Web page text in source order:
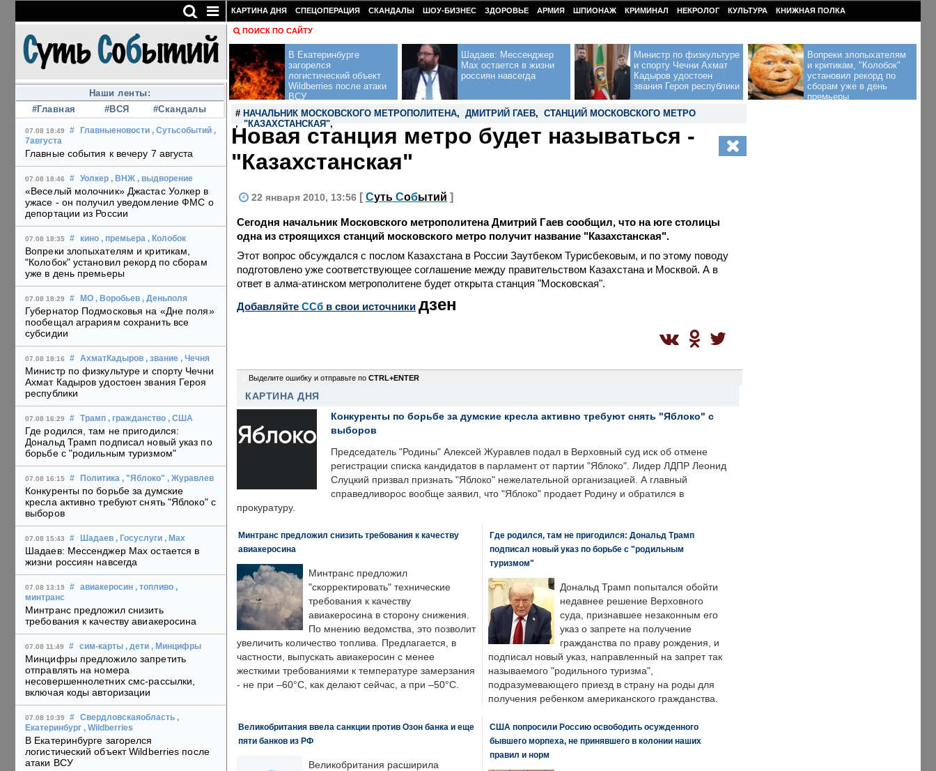
Наши ленты:
#Главная
#ВСЯ #Скандалы
07.08 18:49 # Главныеновости , Сутьсобытий ,
7августа
Главные события к вечеру 7 августа
07.08 18:46 # Уолкер , ВНЖ , выдворение
«Веселый молочник» Джастас Уолкер в
ужасе - он получил уведомление ФМС о
депортации из России
07.08 18:35 # кино , премьера , Колобок
Вопреки злопыхателям и критикам,
"Колобок" установил рекорд по сборам
уже в день премьеры
07.08 18:29 # МО , Воробьев , Деньполя
Губернатор Подмосковья на «Дне поля»
пообещал аграриям сохранить все
субсидии
07.08 18:16 # АхматКадыров , звание , Чечня
Министр по физкультуре и спорту Чечни
Ахмат Кадыров удостоен звания Героя
республики
07.08 16:29 # Трамп , гражданство , США
Где родился, там не пригодился:
Дональд Трамп подписал новый указ по
борьбе с "родильным туризмом"
07.08 16:15 # Политика , "Яблоко" , Журавлев
Конкуренты по борьбе за думские
кресла активно требуют снять "Яблоко" с
выборов
07.08 15:43 # Шадаев , Госуслуги , Max
Шадаев: Мессенджер Max остается в
жизни россиян навсегда
07.08 13:19 # авиакеросин , топливо ,
минтранс
Минтранс предложил снизить
требования к качеству авиакеросина
07.08 11:49 # сим-карты , дети , Минцифры
Минцифры предложило запретить
отправлять на номера
несовершеннолетних смс-рассылки,
включая коды авторизации
07.08 10:39 # Свердловскаяобласть ,
Екатеринбург , Wildberries
В Екатеринбурге загорелся
логистический объект Wildberries после
атаки ВСУ
КАРТИНА ДНЯ СПЕЦОПЕРАЦИЯ СКАНДАЛЫ ШОУ-БИЗНЕС ЗДОРОВЬЕ АРМИЯ ШПИОНАЖ КРИМИНАЛ НЕКРОЛОГ КУЛЬТУРА КНИЖНАЯ ПОЛКА
ПОИСК ПО САЙТУ
В Екатеринбурге
загорелся
логистический объект
Wildberries после атаки
ВСУ
Шадаев: Мессенджер
Max остается в жизни
россиян навсегда
Министр по физкультуре
и спорту Чечни Ахмат
Кадыров удостоен
звания Героя республики
Вопреки злопыхателям
и критикам, "Колобок"
установил рекорд по
сборам уже в день
премьеры
# НАЧАЛЬНИК МОСКОВСКОГО МЕТРОПОЛИТЕНА, ДМИТРИЙ ГАЕВ, СТАНЦИЙ МОСКОВСКОГО МЕТРО
, "КАЗАХСТАНСКАЯ",
Новая станция метро будет называться -
"Казахстанская"
22 января 2010, 13:56 [ Суть Событий ]
Сегодня начальник Московского метрополитена Дмитрий Гаев сообщил, что на юге столицы
одна из строящихся станций московского метро получит название "Казахстанская".
Этот вопрос обсуждался с послом Казахстана в России Заутбеком Турисбековым, и по этому поводу
подготовлено уже соответствующее соглашение между правительством Казахстана и Москвой. А в
ответ в алма-атинском метрополитене будет открыта станция "Московская".
Добавляйте CСб в свои источники дзен
Выделите ошибку и отправьте по CTRL+ENTER
КАРТИНА ДНЯ
Конкуренты по борьбе за думские кресла активно требуют снять "Яблоко" с
выборов
Председатель "Родины" Алексей Журавлев подал в Верховный суд иск об отмене
регистрации списка кандидатов в парламент от партии "Яблоко". Лидер ЛДПР Леонид
Слуцкий призвал признать "Яблоко" нежелательной организацией. А главный
справедливорос вообще заявил, что "Яблоко" продает Родину и обратился в
прокуратуру.
Минтранс предложил снизить требования к качеству
авиакеросина
Минтранс предложил
"скорректировать" технические
требования к качеству
авиакеросина в сторону снижения.
По мнению ведомства, это позволит
увеличить количество топлива. Предлагается, в
частности, выпускать авиакеросин с менее
жесткими требованиями к температуре замерзания
- не при –60°C, как делают сейчас, а при –50°C.
Где родился, там не пригодился: Дональд Трамп
подписал новый указ по борьбе с "родильным
туризмом"
Дональд Трамп попытался обойти
недавнее решение Верховного
суда, признавшее незаконным его
указ о запрете на получение
гражданства по праву рождения, и
подписал новый указ, направленный на запрет так
называемого "родильного туризма",
подразумевающего приезд в страну на роды для
получения ребенком американского гражданства.
Великобритания ввела санкции против Озон банка и еще
пяти банков из РФ
Великобритания расширила
США попросили Россию освободить осужденного
бывшего морпеха, не принявшего в колонии наших
правил и норм